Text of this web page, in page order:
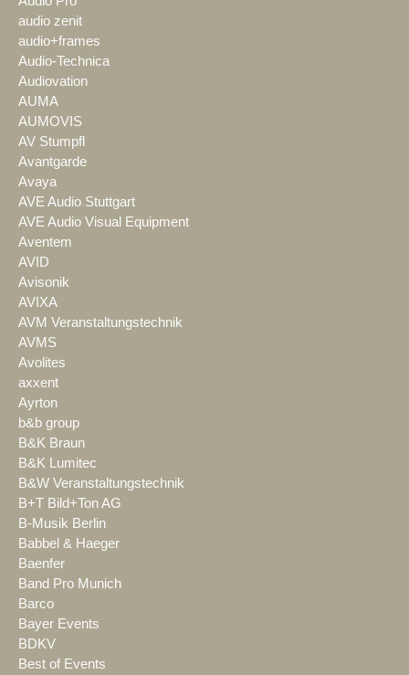
audio zenit
audio+frames
Audio-Technica
Audiovation
AUMA
AUMOVIS
AV Stumpfl
Avantgarde
Avaya
AVE Audio Stuttgart
AVE Audio Visual Equipment
Aventem
AVID
Avisonik
AVIXA
AVM Veranstaltungstechnik
AVMS
Avolites
axxent
Ayrton
b&b group
B&K Braun
B&K Lumitec
B&W Veranstaltungstechnik
B+T Bild+Ton AG
B-Musik Berlin
Babbel & Haeger
Baenfer
Band Pro Munich
Barco
Bayer Events
BDKV
Best of Events